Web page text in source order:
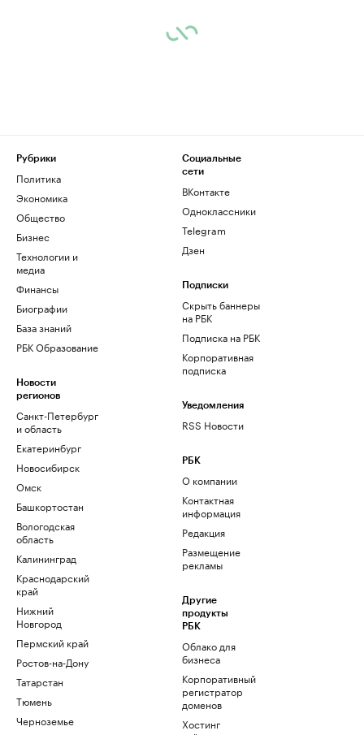
Рубрики
Политика
Экономика
Общество
Бизнес
Технологии и
медиа
Финансы
Биографии
База знаний
РБК Образование
Новости
регионов
Санкт-Петербург
и область
Екатеринбург
Новосибирск
Омск
Башкортостан
Вологодская
область
Калининград
Краснодарский
край
Нижний
Новгород
Пермский край
Ростов-на-Дону
Татарстан
Тюмень
Черноземье
Социальные
сети
ВКонтакте
Одноклассники
Telegram
Дзен
Подписки
Скрыть баннеры
на РБК
Подписка на РБК
Корпоративная
подписка
Уведомления
RSS Новости
РБК
О компании
Контактная
информация
Редакция
Размещение
рекламы
Другие
продукты
РБК
Облако для
бизнеса
Корпоративный
регистратор
доменов
Хостинг